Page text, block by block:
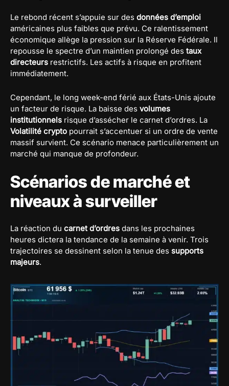
Le rebond récent s’appuie sur des données d’emploi
américaines plus faibles que prévu. Ce ralentissement
économique allège la pression sur la Réserve Fédérale. Il
repousse le spectre d’un maintien prolongé des taux
directeurs restrictifs. Les actifs à risque en profitent
immédiatement.
Cependant, le long week-end férié aux États-Unis ajoute
un facteur de risque. La baisse des volumes
institutionnels risque d’assécher le carnet d’ordres. La
Volatilité crypto pourrait s’accentuer si un ordre de vente
massif survient. Ce scénario menace particulièrement un
marché qui manque de profondeur.
Scénarios de marché et
niveaux à surveiller
La réaction du carnet d’ordres dans les prochaines
heures dictera la tendance de la semaine à venir. Trois
trajectoires se dessinent selon la tenue des supports
majeurs.